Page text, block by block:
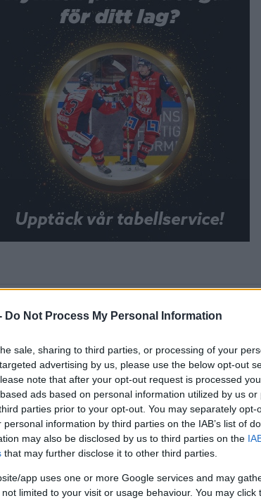
Do Not Process My Personal Information
sale, sharing to third parties, or processing of your
advertising by us, please use the below opt-out
note that after your opt-out request is processed
ads based on personal information utilized by us or
parties prior to your opt-out. You may separately opt-
information by third parties on the IAB’s list of
may also be disclosed by us to third parties on the
that may further disclose it to other third parties.
app uses one or more Google services and may
limited to your visit or usage behaviour. You may click
FACEBOOK DELA PÅ X